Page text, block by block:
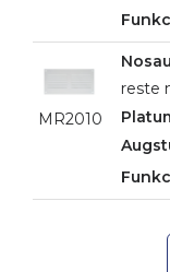
MR2010
reste